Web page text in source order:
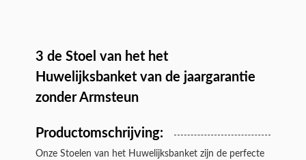
3 de Stoel van het het
Huwelijksbanket van de jaargarantie
zonder Armsteun
Productomschrijving:
Onze Stoelen van het Huwelijksbanket zijn de perfecte